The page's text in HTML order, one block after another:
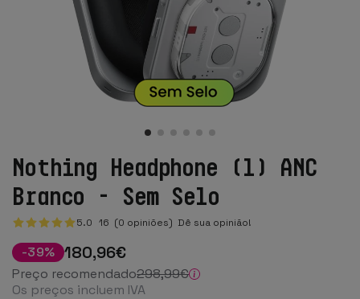
Nothing Headphone (1) ANC
Branco - Sem Selo
5.0 16 (0 opiniões) Dê sua opinião!
-39% 180,96€
Preço recomendado298,99€
Os preços incluem IVA